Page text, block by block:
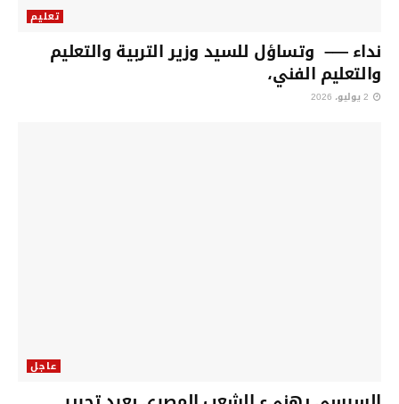
تعليم
نداء —– وتساؤل للسيد وزير التربية والتعليم
والتعليم الفني،
عاجل